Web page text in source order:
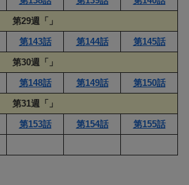
第29週「」
第143話 第144話
第145話
第30週「」
第148話 第149話
第150話
第31週「」
第153話 第154話
第155話